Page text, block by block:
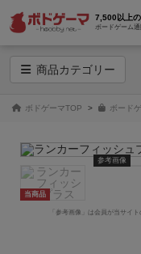
7,500以上
ボードゲーム通
商品カテゴリー
ボドゲーマTOP ボード
当商品
参考画像
「参考画像」は会員が当サイ